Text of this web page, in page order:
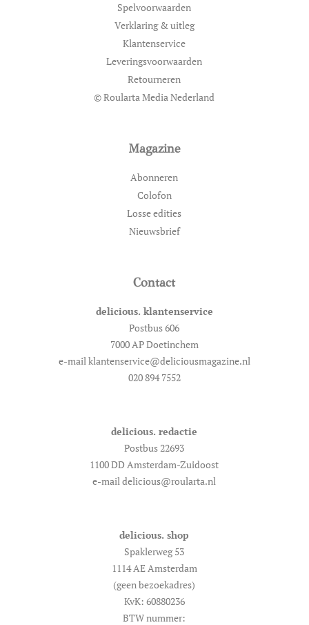
Spelvoorwaarden
Verklaring & uitleg
Klantenservice
Leveringsvoorwaarden
Retourneren
© Roularta Media Nederland
Magazine
Abonneren
Colofon
Losse edities
Nieuwsbrief
Contact
delicious. klantenservice
Postbus 606
7000 AP Doetinchem
e-mail klantenservice@deliciousmagazine.nl
020 894 7552
delicious. redactie
Postbus 22693
1100 DD Amsterdam-Zuidoost
e-mail delicious@roularta.nl
delicious. shop
Spaklerweg 53
1114 AE Amsterdam
(geen bezoekadres)
KvK: 60880236
BTW nummer: